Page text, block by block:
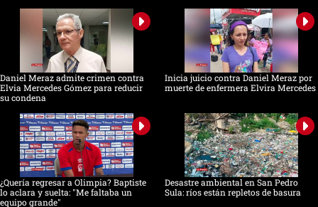
Daniel Meraz admite crimen contra
Elvia Mercedes Gómez para reducir
su condena
Inicia juicio contra Daniel Meraz por
muerte de enfermera Elvira Mercedes
¿Quería regresar a Olimpia? Baptiste
lo aclara y suelta: "Me faltaba un
equipo grande"
Desastre ambiental en San Pedro
Sula: ríos están repletos de basura